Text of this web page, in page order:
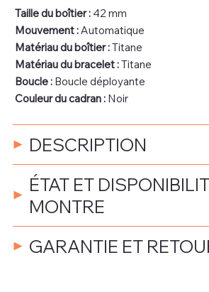
Taille du boîtier :42 mm
Mouvement :Automatique
Matériau du boîtier :Titane
Matériau du bracelet :Titane
Boucle :Boucle déployante
Couleur du cadran :Noir
DESCRIPTION
ÉTAT ET
MONTRE
GARANTIE ET